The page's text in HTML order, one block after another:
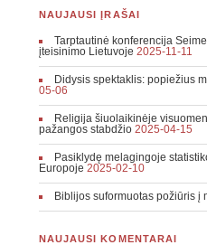
NAUJAUSI ĮRAŠAI
Tarptautinė konferencija
įteisinimo Lietuvoje 2025-11-11
Didysis spektaklis: popiežius
05-06
Religija šiuolaikinėje
pažangos stabdžio 2025-04-15
Pasiklydę melagingoje
Europoje 2025-02-10
Biblijos suformuotas požiūris į
NAUJAUSI KOMENTARAI